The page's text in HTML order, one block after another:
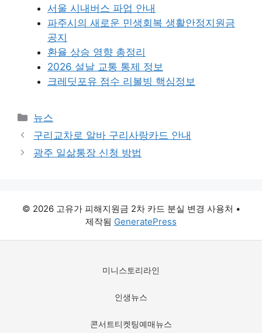
서울 시내버스 파업 안내
파주시의 새로운 민생회복 생활안정지원금
공지
환율 상승 영향 총정리
2026 설날 교통 통제 정보
크레딧포유 점수 리볼빙 핵심정보
카
테
고
리
뉴스
구리교차로 알바 구리사랑카드 안내
광주 일삶통장 신청 방법
© 2026 고유가 피해지원금 2차 카드 분실 변경 사용처 •
제작됨 GeneratePress
미니스토리라인
인생뉴스
콘서트티켓팅예매뉴스